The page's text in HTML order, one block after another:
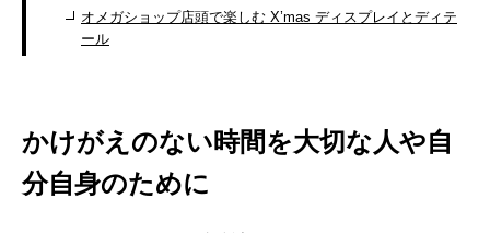
オメガショップ店頭で楽しむ X’mas ディスプレイとディテ
ール
かけがえのない時間を大切な人や自
分自身のために